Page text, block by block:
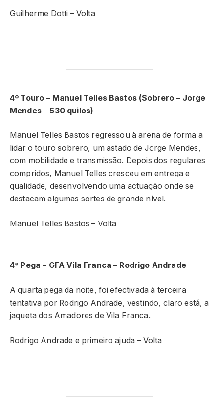
Guilherme Dotti – Volta
4º Touro – Manuel Telles Bastos (Sobrero – Jorge
Mendes – 530 quilos)
Manuel Telles Bastos regressou à arena de forma a
lidar o touro sobrero, um astado de Jorge Mendes,
com mobilidade e transmissão. Depois dos regulares
compridos, Manuel Telles cresceu em entrega e
qualidade, desenvolvendo uma actuação onde se
destacam algumas sortes de grande nível.
Manuel Telles Bastos – Volta
4ª Pega – GFA Vila Franca – Rodrigo Andrade
A quarta pega da noite, foi efectivada à terceira
tentativa por Rodrigo Andrade, vestindo, claro está, a
jaqueta dos Amadores de Vila Franca.
Rodrigo Andrade e primeiro ajuda – Volta